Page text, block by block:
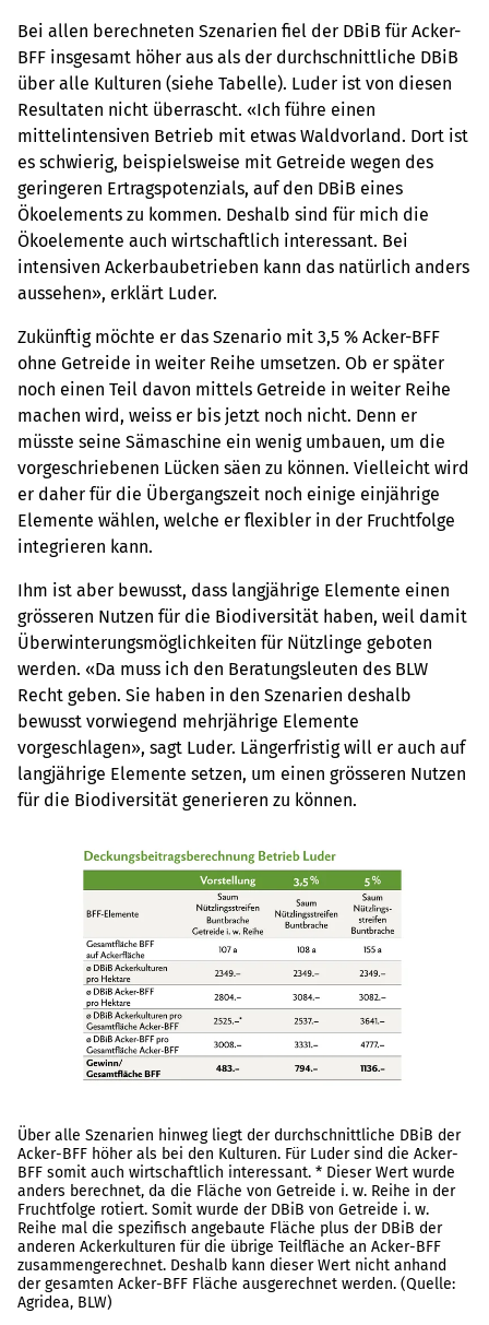
Bei allen berechneten Szenarien fiel der DBiB für Acker-
BFF insgesamt höher aus als der durchschnittliche DBiB
über alle Kulturen (siehe Tabelle). Luder ist von diesen
Resultaten nicht überrascht. «Ich führe einen
mittelintensiven Betrieb mit etwas Waldvorland. Dort ist
es schwierig, beispielsweise mit Getreide wegen des
geringeren Ertragspotenzials, auf den DBiB eines
Ökoelements zu kommen. Deshalb sind für mich die
Ökoelemente auch wirtschaftlich interessant. Bei
intensiven Ackerbaubetrieben kann das natürlich anders
aussehen», erklärt Luder.
Zukünftig möchte er das Szenario mit 3,5 % Acker-BFF
ohne Getreide in weiter Reihe umsetzen. Ob er später
noch einen Teil davon mittels Getreide in weiter Reihe
machen wird, weiss er bis jetzt noch nicht. Denn er
müsste seine Sämaschine ein wenig umbauen, um die
vorgeschriebenen Lücken säen zu können. Vielleicht wird
er daher für die Übergangszeit noch einige einjährige
Elemente wählen, welche er flexibler in der Fruchtfolge
integrieren kann.
Ihm ist aber bewusst, dass langjährige Elemente einen
grösseren Nutzen für die Biodiversität haben, weil damit
Überwinterungsmöglichkeiten für Nützlinge geboten
werden. «Da muss ich den Beratungsleuten des BLW
Recht geben. Sie haben in den Szenarien deshalb
bewusst vorwiegend mehrjährige Elemente
vorgeschlagen», sagt Luder. Längerfristig will er auch auf
langjährige Elemente setzen, um einen grösseren Nutzen
für die Biodiversität generieren zu können.
Über alle Szenarien hinweg liegt der durchschnittliche DBiB der
Acker-BFF höher als bei den Kulturen. Für Luder sind die Acker-
BFF somit auch wirtschaftlich interessant. * Dieser Wert wurde
anders berechnet, da die Fläche von Getreide i. w. Reihe in der
Fruchtfolge rotiert. Somit wurde der DBiB von Getreide i. w.
Reihe mal die spezifisch angebaute Fläche plus der DBiB der
anderen Ackerkulturen für die übrige Teilfläche an Acker-BFF
zusammengerechnet. Deshalb kann dieser Wert nicht anhand
der gesamten Acker-BFF Fläche ausgerechnet werden. (Quelle:
Agridea, BLW)